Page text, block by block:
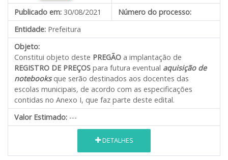
Publicado em: 30/08/2021
Número do processo:
Entidade: Prefeitura
Objeto:
Constitui objeto deste PREGÃO a implantação de
REGISTRO DE PREÇOS para futura eventual aquisição de
notebooksque serão destinados aos docentes das
escolas municipais, de acordo com as especificações
contidas no Anexo I, que faz parte deste edital.
Valor Estimado: ---
DETALHES